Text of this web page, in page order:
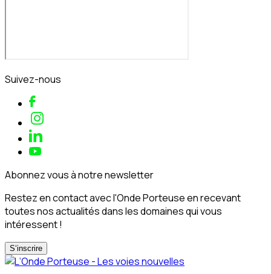
Suivez-nous
Abonnez vous à notre newsletter
Restez en contact avec l'Onde Porteuse en recevant
toutes nos actualités dans les domaines qui vous
intéressent !
S‘inscrire